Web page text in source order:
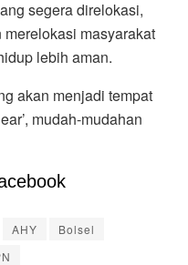
segera direlokasi,
masyarakat
lebih aman.
akan menjadi tempat
mudah-mudahan
AHY
Bolsel